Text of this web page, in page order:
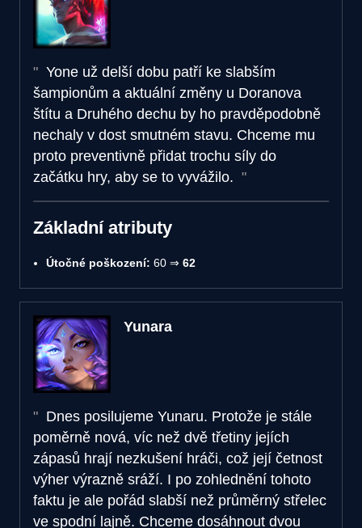
Yone už delší dobu patří ke slabším
šampionům a aktuální změny u Doranova
štítu a Druhého dechu by ho pravděpodobně
nechaly v dost smutném stavu. Chceme mu
proto preventivně přidat trochu síly do
začátku hry, aby se to vyvážilo.
Základní atributy
Útočné poškození: 60 ⇒ 62
Yunara
Dnes posilujeme Yunaru. Protože je stále
poměrně nová, víc než dvě třetiny jejích
zápasů hrají nezkušení hráči, což její četnost
výher výrazně sráží. I po zohlednění tohoto
faktu je ale pořád slabší než průměrný střelec
ve spodní lajně. Chceme dosáhnout dvou